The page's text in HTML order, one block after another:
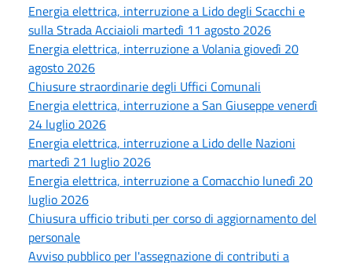
Energia elettrica, interruzione a Lido degli Scacchi e
sulla Strada Acciaioli martedì 11 agosto 2026
Energia elettrica, interruzione a Volania giovedì 20
agosto 2026
Chiusure straordinarie degli Uffici Comunali
Energia elettrica, interruzione a San Giuseppe venerdì
24 luglio 2026
Energia elettrica, interruzione a Lido delle Nazioni
martedì 21 luglio 2026
Energia elettrica, interruzione a Comacchio lunedì 20
luglio 2026
Chiusura ufficio tributi per corso di aggiornamento del
personale
Avviso pubblico per l'assegnazione di contributi a